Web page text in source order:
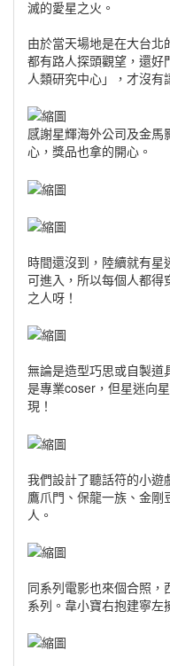
滅的愛星之火。
由於當天場地是在大台
都有路人探頭觀望，還好
人類研究中心」，才沒有
感謝星輝海外公司及金
心，獎品也拿的開心。
時間還沒到，陸續就有
可進入，所以每個人都得
之人呀！
無論是造型巧思或自製道
是專業coser，但星迷向
現！
我們設計了聽話符的小遊
鷹爪門、保龍一族、金
人。
同系列電影也來個合照
系列。韋小寶右抱建寧左